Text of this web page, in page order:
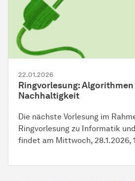
22.01.2026
Ringvorlesung:
Nachhaltigkeit
Die nächste Vorlesung im
Ringvorlesung zu Informatik
findet am Mittwoch, 28.1.2026,